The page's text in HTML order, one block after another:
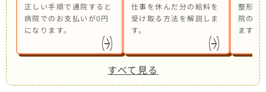
正しい手順で通院すると
病院でのお支払いが0円
になります。
仕事を休んだ分の給料を
受け取る方法を解説しま
す。
整形外
院の併
ます。
すべて見る